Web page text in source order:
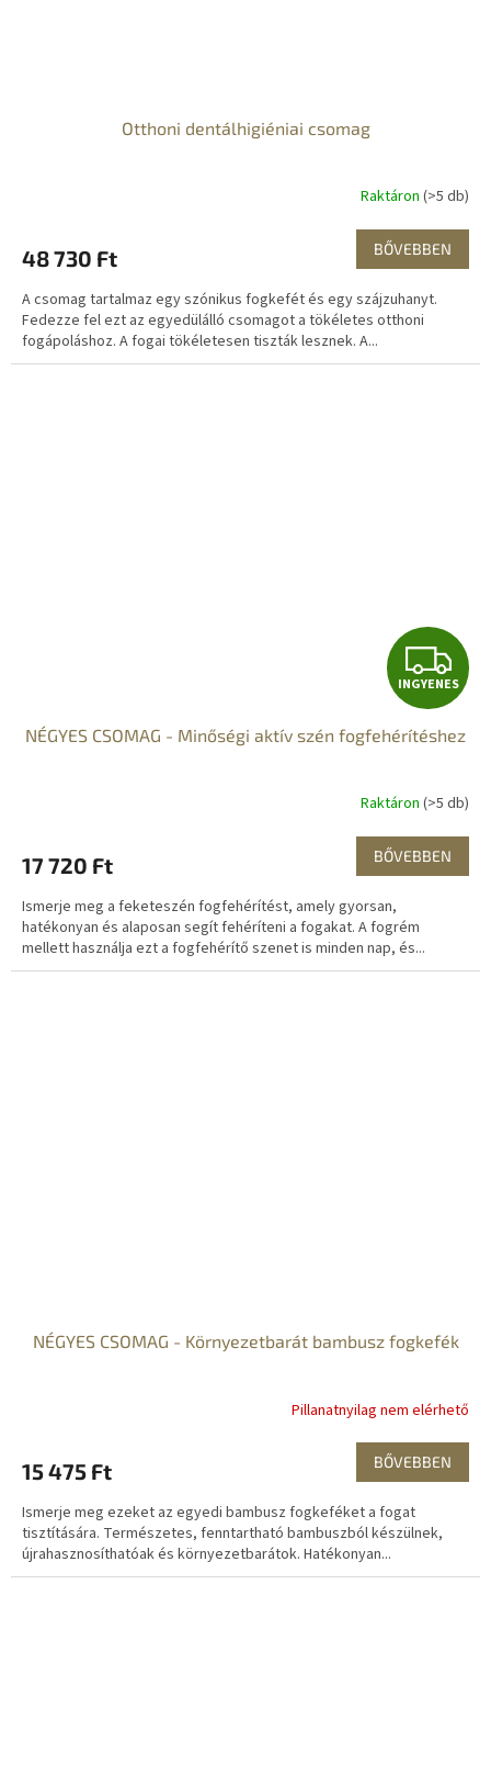
Otthoni dentálhigiéniai csomag
Raktáron (>5 db)
48 730 Ft BŐVEBBEN
A csomag tartalmaz egy szónikus fogkefét és egy szájzuhanyt.
Fedezze fel ezt az egyedülálló csomagot a tökéletes otthoni
fogápoláshoz. A fogai tökéletesen tiszták lesznek. A...
I
N
G
Y
E
N
S
INGYENES
NÉGYES CSOMAG - Minőségi aktív szén fogfehérítéshez
Raktáron (>5 db)
17 720 Ft BŐVEBBEN
Ismerje meg a feketeszén fogfehérítést, amely gyorsan,
hatékonyan és alaposan segít fehéríteni a fogakat. A fogrém
mellett használja ezt a fogfehérítő szenet is minden nap, és...
NÉGYES CSOMAG - Környezetbarát bambusz fogkefék
Pillanatnyilag nem elérhető
15 475 Ft BŐVEBBEN
Ismerje meg ezeket az egyedi bambusz fogkeféket a fogat
tisztítására. Természetes, fenntartható bambuszból készülnek,
újrahasznosíthatóak és környezetbarátok. Hatékonyan...